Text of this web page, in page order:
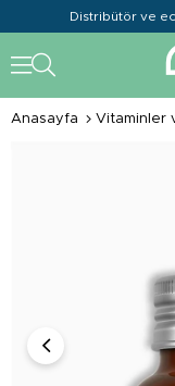
Distribütör ve
Anasayfa Vitaminler